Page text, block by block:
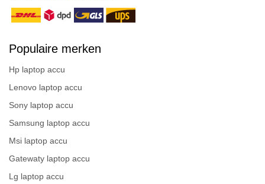
Populaire merken
Hp laptop accu
Lenovo laptop accu
Sony laptop accu
Samsung laptop accu
Msi laptop accu
Gatewaty laptop accu
Lg laptop accu